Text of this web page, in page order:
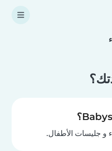
و جليسات الأطفال.